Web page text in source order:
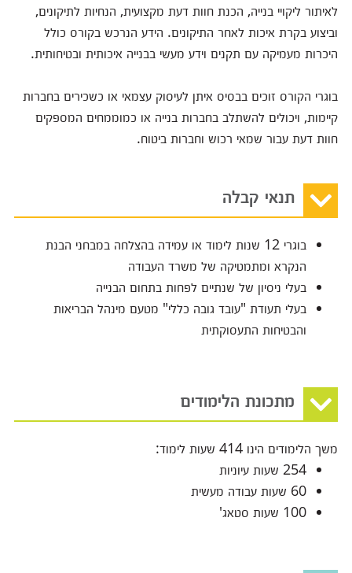
לאיתור ליקויי בנייה, הכנת חוות דעת מקצועית, הנחיות לתיקונים,
וביצוע בקרת איכות לאחר התיקונים. הידע הנרכש בקורס כולל
היכרות מעמיקה עם תקנים וידע מעשי בבנייה איכותית ובטיחותית.
בוגרי הקורס זוכים בבסיס איתן לעיסוק עצמאי או כשכירים בחברות
קיימות, ויכולים להשתלב בחברות בנייה או כמוממחים המספקים
חוות דעת עבור שמאי רכוש וחברות ביטוח.
תנאי קבלה
בוגרי 12 שנות לימוד או עמידה בהצלחה במבחני הבנת
הנקרא ומתמטיקה של משרד העבודה
בעלי ניסיון של שנתיים לפחות בתחום הבנייה
בעלי תעודת "עובד גובה כללי" מטעם מינהל הבריאות
והבטיחות התעסוקתית
מתכונת הלימודים
משך הלימודים הינו 414 שעות לימוד:
254 שעות עיוניות
60 שעות עבודה מעשית
100 שעות סטאג'